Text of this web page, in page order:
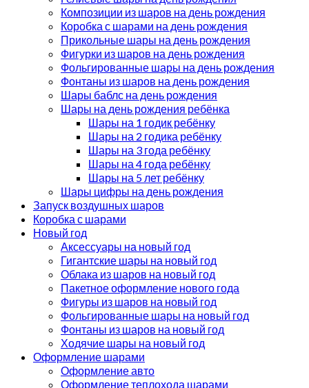
Композиции из шаров на день рождения
Коробка с шарами на день рождения
Прикольные шары на день рождения
Фигурки из шаров на день рождения
Фольгированные шары на день рождения
Фонтаны из шаров на день рождения
Шары баблс на день рождения
Шары на день рождения ребёнка
Шары на 1 годик ребёнку
Шары на 2 годика ребёнку
Шары на 3 года ребёнку
Шары на 4 года ребёнку
Шары на 5 лет ребёнку
Шары цифры на день рождения
Запуск воздушных шаров
Коробка с шарами
Новый год
Аксессуары на новый год
Гигантские шары на новый год
Облака из шаров на новый год
Пакетное оформление нового года
Фигуры из шаров на новый год
Фольгированные шары на новый год
Фонтаны из шаров на новый год
Ходячие шары на новый год
Оформление шарами
Оформление авто
Оформление теплохода шарами